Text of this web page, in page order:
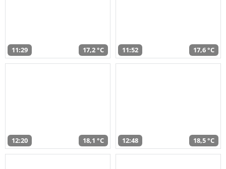
11:29 17,2 °C 11:52 17,6 °C
12:20 18,1 °C 12:48 18,5 °C